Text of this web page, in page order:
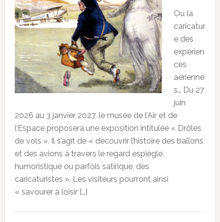
Ou la
caricatur
e des
expérien
ces
aérienne
s… Du 27
juin
2026 au 3 janvier 2027, le musée de l’Air et de
l’Espace proposera une exposition intitulée « Drôles
de vols ». Il s’agit de « découvrir l’histoire des ballons
et des avions à travers le regard espiègle,
humoristique ou parfois satirique, des
caricaturistes ». Les visiteurs pourront ainsi
« savourer à loisir […]